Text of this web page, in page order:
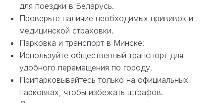
для поездки в Беларусь.
Проверьте наличие необходимых прививок и
медицинской страховки.
Парковка и транспорт в Минске:
Используйте общественный транспорт для
удобного перемещения по городу.
Припарковывайтесь только на официальных
парковках, чтобы избежать штрафов.